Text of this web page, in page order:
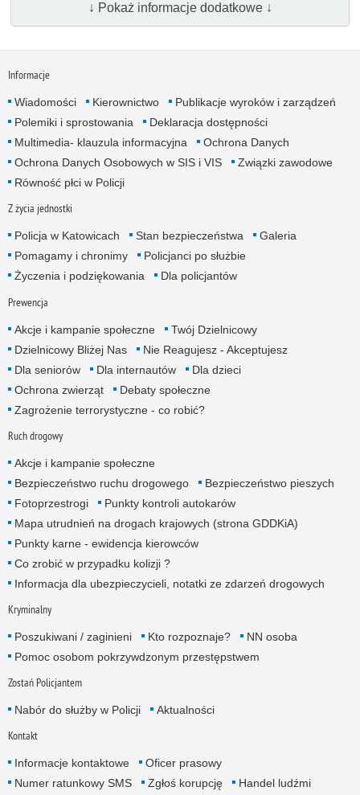
↓ Pokaż informacje dodatkowe ↓
Informacje
Wiadomości Kierownictwo
Publikacje wyroków i zarządzeń
Polemiki i sprostowania
Deklaracja dostępności
Multimedia- klauzula informacyjna
Ochrona Danych
Ochrona Danych Osobowych w SIS i VIS
Związki zawodowe
Równość płci w Policji
Z życia jednostki
Policja w Katowicach Stan bezpieczeństwa
Galeria
Pomagamy i chronimy
Policjanci po służbie
Życzenia i podziękowania
Dla policjantów
Prewencja
Akcje i kampanie społeczne
Twój Dzielnicowy
Dzielnicowy Bliżej Nas
Nie Reagujesz - Akceptujesz
Dla seniorów
Dla internautów
Dla dzieci
Ochrona zwierząt
Debaty społeczne
Zagrożenie terrorystyczne - co robić?
Ruch drogowy
Akcje i kampanie społeczne
Bezpieczeństwo ruchu drogowego
Bezpieczeństwo pieszych
Fotoprzestrogi
Punkty kontroli autokarów
Mapa utrudnień na drogach krajowych (strona GDDKiA)
Punkty karne - ewidencja kierowców
Co zrobić w przypadku kolizji ?
Informacja dla ubezpieczycieli, notatki ze zdarzeń drogowych
Kryminalny
Poszukiwani / zaginieni Kto rozpoznaje?
NN osoba
Pomoc osobom pokrzywdzonym przestępstwem
Zostań Policjantem
Nabór do służby w Policji Aktualności
Kontakt
Informacje kontaktowe
Oficer prasowy
Numer ratunkowy SMS
Zgłoś korupcję Handel ludźmi